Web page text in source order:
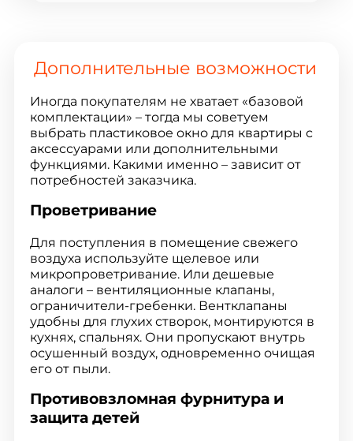
Дополнительные возможности
Иногда покупателям не хватает «базовой
комплектации» – тогда мы советуем
выбрать пластиковое окно для квартиры с
аксессуарами или дополнительными
функциями. Какими именно – зависит от
потребностей заказчика.
Проветривание
Для поступления в помещение свежего
воздуха используйте щелевое или
микропроветривание. Или дешевые
аналоги – вентиляционные клапаны,
ограничители-гребенки. Вентклапаны
удобны для глухих створок, монтируются в
кухнях, спальнях. Они пропускают внутрь
осушенный воздух, одновременно очищая
его от пыли.
Противовзломная фурнитура и
защита детей